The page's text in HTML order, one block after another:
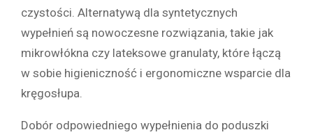
czystości. Alternatywą dla syntetycznych
wypełnień są nowoczesne rozwiązania, takie jak
mikrowłókna czy lateksowe granulaty, które łączą
w sobie higieniczność i ergonomiczne wsparcie dla
kręgosłupa.
Dobór odpowiedniego wypełnienia do poduszki